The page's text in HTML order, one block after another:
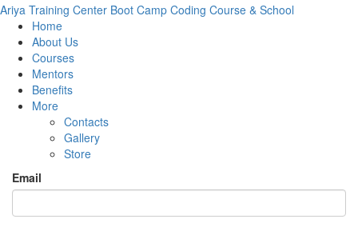
Ariya Training Center Boot Camp Coding Course & School
Home
About Us
Courses
Mentors
Benefits
More
Contacts
Gallery
Store
Email